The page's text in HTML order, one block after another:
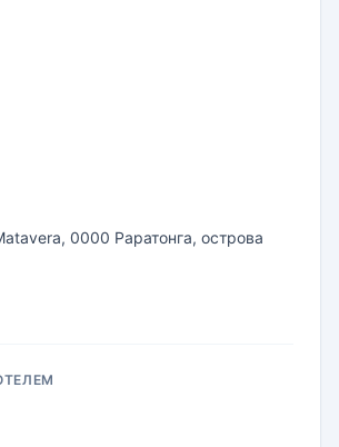
0000 Раратонга, острова